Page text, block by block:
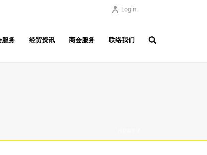
Login
服务 经贸资讯 商会服务 联络我们